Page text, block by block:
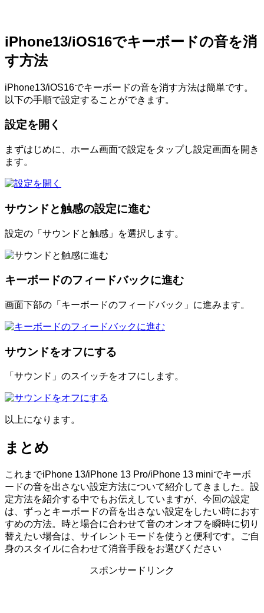
iPhone13/iOS16でキーボードの音を消
す方法
iPhone13/iOS16でキーボードの音を消す方法は簡単です。
以下の手順で設定することができます。
設定を開く
まずはじめに、ホーム画面で設定をタップし設定画面を開き
ます。
サウンドと触感の設定に進む
設定の「サウンドと触感」を選択します。
キーボードのフィードバックに進む
画面下部の「キーボードのフィードバック」に進みます。
サウンドをオフにする
「サウンド」のスイッチをオフにします。
以上になります。
まとめ
これまでiPhone 13/iPhone 13 Pro/iPhone 13 miniでキーボ
ードの音を出さない設定方法について紹介してきました。設
定方法を紹介する中でもお伝えしていますが、今回の設定
は、ずっとキーボードの音を出さない設定をしたい時におす
すめの方法。時と場合に合わせて音のオンオフを瞬時に切り
替えたい場合は、サイレントモードを使うと便利です。ご自
身のスタイルに合わせて消音手段をお選びください
スポンサードリンク